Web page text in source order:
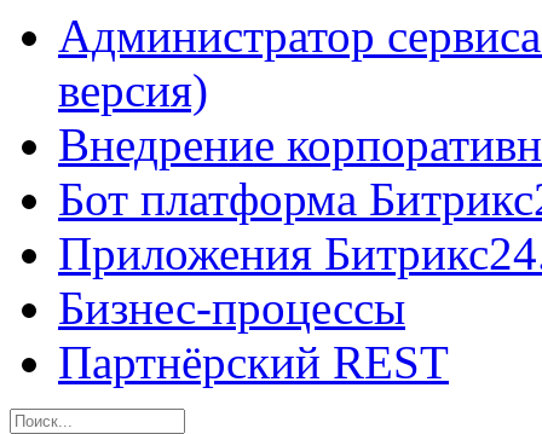
Администратор
версия)
Внедрение
Бот платформа
Приложения
Бизнес-процессы
Партнёрский REST